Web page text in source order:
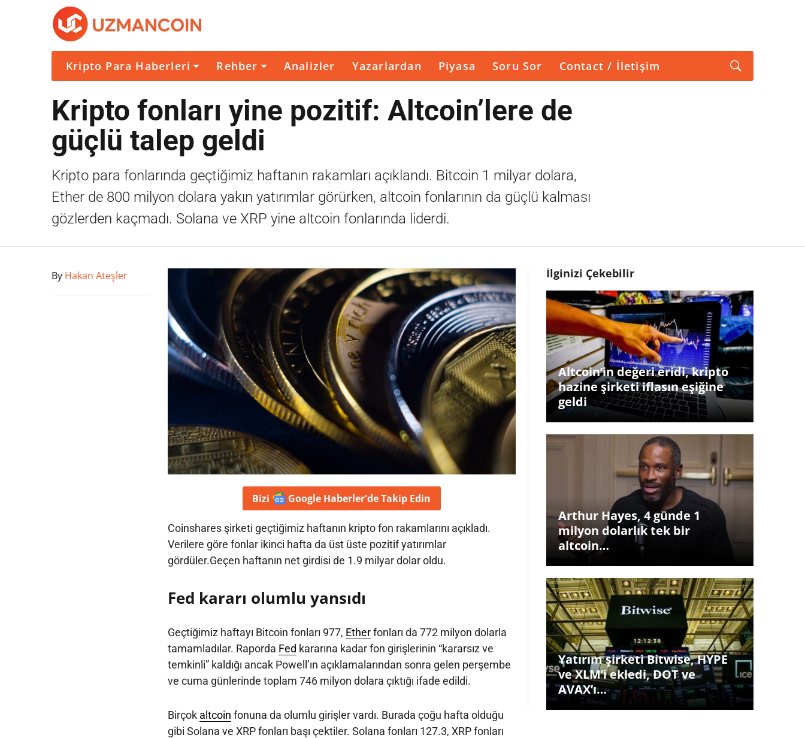
Kripto Para Haberleri Rehber Analizler Yazarlardan Piyasa Soru Sor Contact / İletişim
Kripto fonları yine pozitif: Altcoin’lere de
güçlü talep geldi
Kripto para fonlarında geçtiğimiz haftanın rakamları açıklandı. Bitcoin 1 milyar dolara,
Ether de 800 milyon dolara yakın yatırımlar görürken, altcoin fonlarının da güçlü kalması
gözlerden kaçmadı. Solana ve XRP yine altcoin fonlarında liderdi.
By Hakan Ateşler
Bizi Google Haberler'deTakip Edin
Coinshares şirketi geçtiğimiz haftanın kripto fon rakamlarını açıkladı.
Verilere göre fonlar ikinci hafta da üst üste pozitif yatırımlar
gördüler.Geçen haftanın net girdisi de 1.9 milyar dolar oldu.
Fed kararı olumlu yansıdı
Geçtiğimiz haftayı Bitcoin fonları 977, Etherfonları da 772 milyon dolarla
tamamladılar. Raporda Fed kararına kadar fon girişlerinin “kararsız ve
temkinli” kaldığı ancak Powell’ın açıklamalarından sonra gelen perşembe
ve cuma günlerinde toplam 746 milyon dolara çıktığı ifade edildi.
Birçok altcoin fonuna da olumlu girişler vardı. Burada çoğu hafta olduğu
gibi Solana ve XRP fonları başı çektiler. Solana fonları 127.3, XRP fonları
İlginizi Çekebilir
Altcoin’in değeri eridi, kripto
hazine şirketi iflasın eşiğine
geldi
Arthur Hayes, 4 günde 1
milyon dolarlık tek bir
altcoin…
Yatırım şirketi Bitwise, HYPE
ve XLM’i ekledi, DOT ve
AVAX’ı…